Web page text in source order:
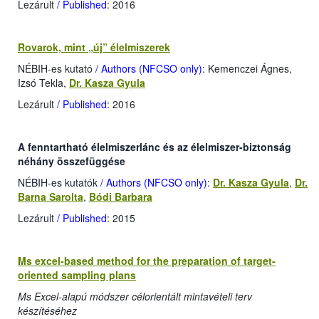
Lezárult / Published: 2016
Rovarok, mint „új” élelmiszerek
NÉBIH-es kutató / Authors (NFCSO only): Kemenczei Ágnes,
Izsó Tekla, Dr. Kasza Gyula
Lezárult / Published: 2016
A fenntartható élelmiszerlánc és az élelmiszer-biztonság
néhány összefüggése
NÉBIH-es kutatók / Authors (NFCSO only): Dr. Kasza Gyula, Dr.
Barna Sarolta, Bódi Barbara
Lezárult / Published: 2015
Ms excel-based method for the preparation of target-
oriented sampling plans
Ms Excel-alapú módszer célorientált mintavételi terv
készítéséhez